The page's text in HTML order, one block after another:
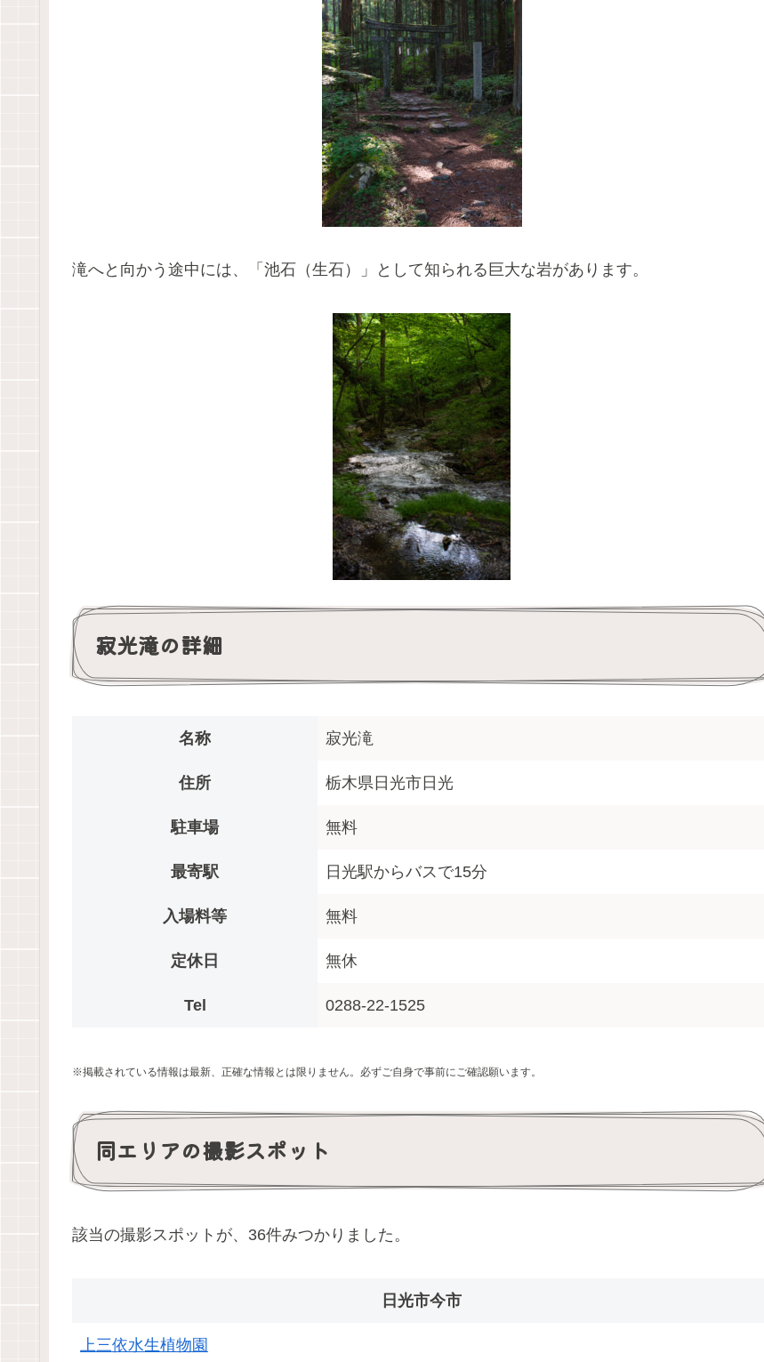
滝へと向かう途中には、「池石（生石）」として知られる巨大な岩があります。
寂光滝の詳細
名称 寂光滝
住所 栃木県日光市日光
駐車場 無料
最寄駅 日光駅からバスで15分
入場料等 無料
定休日 無休
Tel 0288-22-1525
※掲載されている情報は最新、正確な情報とは限りません。必ずご自身で事前にご確認願います。
同エリアの撮影スポット
該当の撮影スポットが、36件みつかりました。
日光市今市
上三依水生植物園